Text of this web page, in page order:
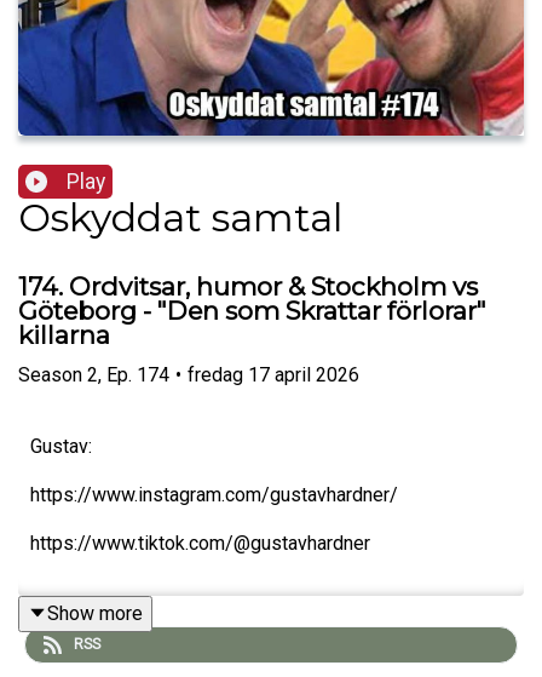
Play
Oskyddat samtal
174. Ordvitsar, humor & Stockholm vs
Göteborg - "Den som Skrattar förlorar"
killarna
Season 2, Ep. 174 • fredag 17 april 2026
Gustav:
https://www.instagram.com/gustavhardner/
https://www.tiktok.com/@gustavhardner
Filip:
Show more
RSS